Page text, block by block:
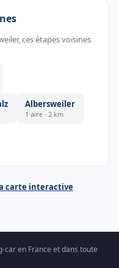
ces étapes voisines
Albersweiler
1 aire · 2 km
carte interactive
en France et dans toute